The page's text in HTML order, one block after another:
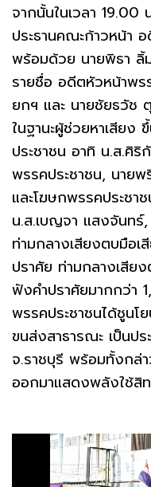
จากนั้นในเวลา 19.00
ประธานคณะก้าวหน้า
พร้อมด้วย นายพิธา
รายชื่อ อดีตหัวหน้าพร
ยกฯ และ นายชัยธวัช
ในฐานะผู้ช่วยหาเสียง
ประชาชน อาทิ น.ส.ศิ
พรรคประชาชน, นาย
และโฆษกพรรคประช
น.ส.เบญจา แสงจันท
ท่ามกลางเสียงตบมือเ
ปราศัย ท่ามกลางเสีย
ฟังคำปราศัยมากกว่า
พรรคประชาชนได้ชูนโ
ขนส่งสาธารณะ เป็นป
จ.ราชบุรี พร้อมทั้งกล่
ออกมาแสดงพลังใช้สิ